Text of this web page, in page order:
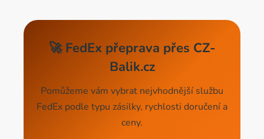
🚀 FedEx přeprava přes CZ-
Balik.cz
Pomůžeme vám vybrat nejvhodnější službu
FedEx podle typu zásilky, rychlosti doručení a
ceny.